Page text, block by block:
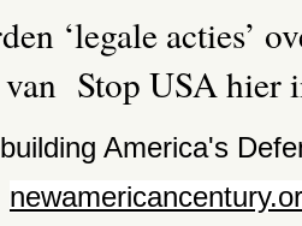
‘legale acties’
Stop USA hier
America's